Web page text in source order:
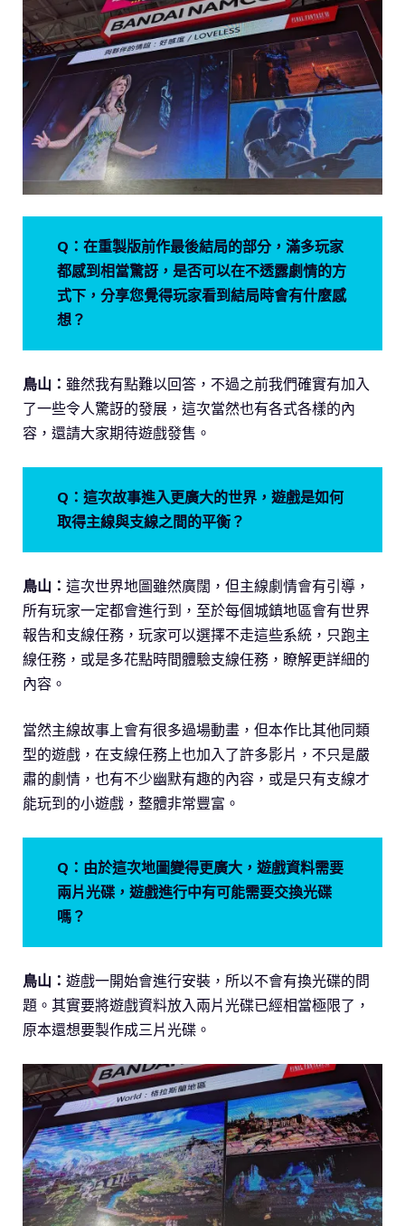
Q：在重製版前作最後結局的部分，滿多玩家
都感到相當驚訝，是否可以在不透露劇情的方
式下，分享您覺得玩家看到結局時會有什麼感
想？
鳥山： 雖然我有點難以回答，不過之前我們確實有加入
了一些令人驚訝的發展，這次當然也有各式各樣的內
容，還請大家期待遊戲發售。
Q：這次故事進入更廣大的世界，遊戲是如何
取得主線與支線之間的平衡？
鳥山： 這次世界地圖雖然廣闊，但主線劇情會有引導，
所有玩家一定都會進行到，至於每個城鎮地區會有世界
報告和支線任務，玩家可以選擇不走這些系統，只跑主
線任務，或是多花點時間體驗支線任務，瞭解更詳細的
內容。
當然主線故事上會有很多過場動畫，但本作比其他同類
型的遊戲，在支線任務上也加入了許多影片，不只是嚴
肅的劇情，也有不少幽默有趣的內容，或是只有支線才
能玩到的小遊戲，整體非常豐富。
Q：由於這次地圖變得更廣大，遊戲資料需要
兩片光碟，遊戲進行中有可能需要交換光碟
嗎？
鳥山： 遊戲一開始會進行安裝，所以不會有換光碟的問
題。其實要將遊戲資料放入兩片光碟已經相當極限了，
原本還想要製作成三片光碟。